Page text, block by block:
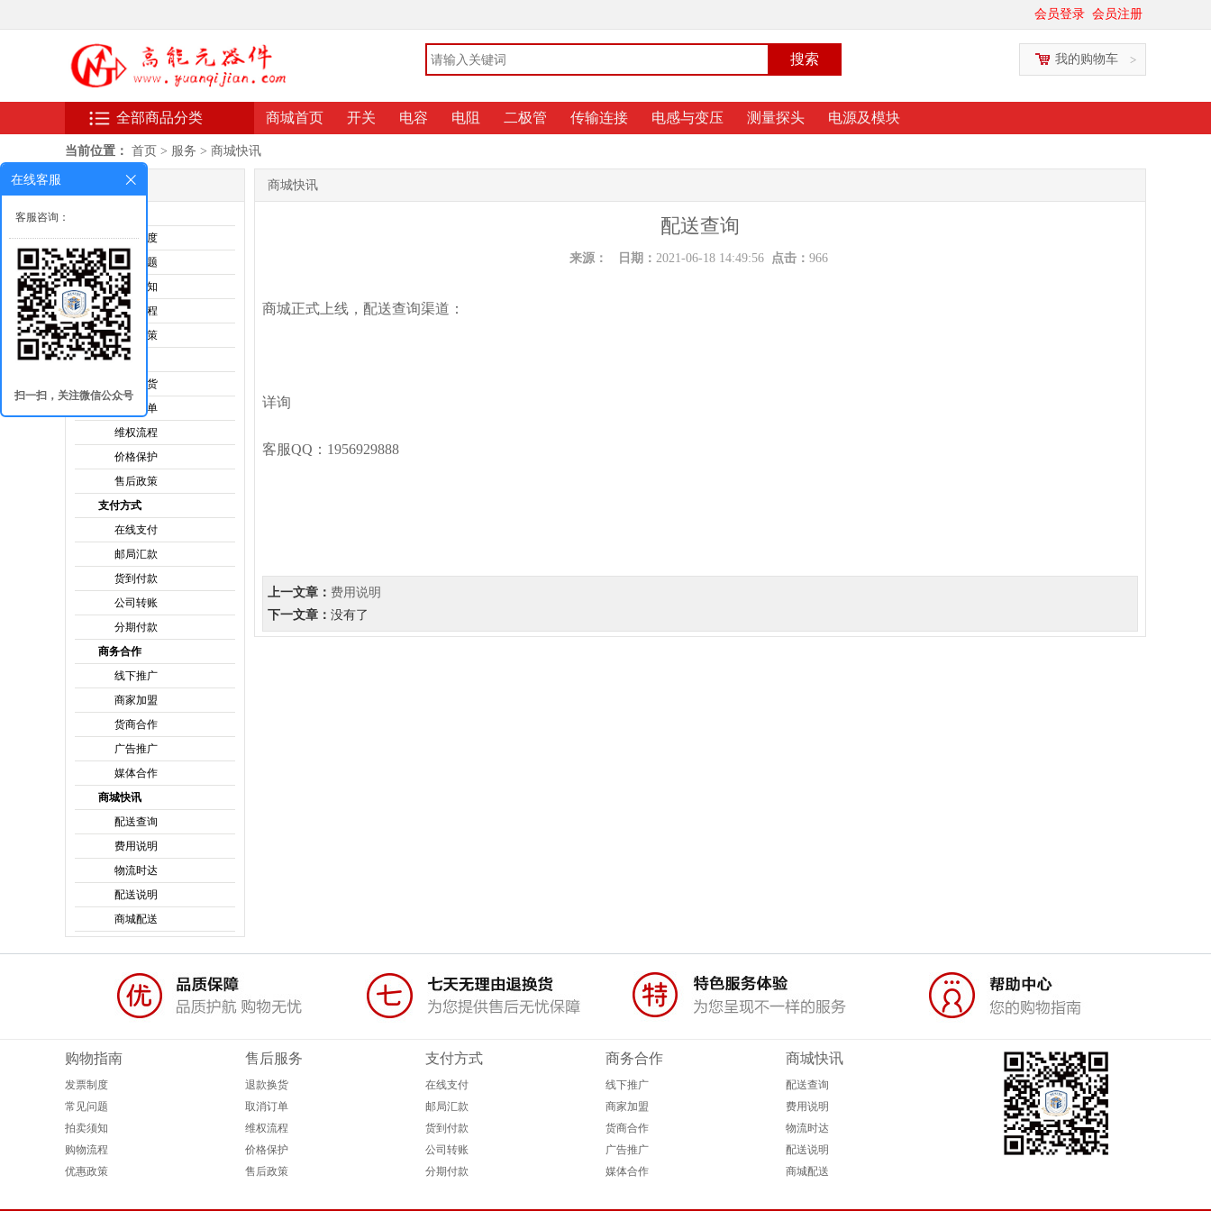
会员登录 会员注册
>
我的购物车
全部商品分类 商城首页 开关 电容 电阻 二极管 传输连接 电感与变压 测量探头 电源及模块
当前位置： 首页 > 服务 > 商城快讯
发票制度
常见问题
拍卖须知
购物流程
优惠政策
售后服务
退款换货
取消订单
维权流程
价格保护
售后政策
支付方式
在线支付
邮局汇款
货到付款
公司转账
分期付款
商务合作
线下推广
商家加盟
货商合作
广告推广
媒体合作
商城快讯
配送查询
费用说明
物流时达
配送说明
商城配送
商城快讯
配送查询
来源： 日期： 2021-06-18 14:49:56 点击： 966
商城正式上线，配送查询渠道：
详询
客服QQ：1956929888
上一文章： 费用说明
下一文章： 没有了
购物指南
发票制度
常见问题
拍卖须知
购物流程
优惠政策
售后服务
退款换货
取消订单
维权流程
价格保护
售后政策
支付方式
在线支付
邮局汇款
货到付款
公司转账
分期付款
商务合作
线下推广
商家加盟
货商合作
广告推广
媒体合作
商城快讯
配送查询
费用说明
物流时达
配送说明
商城配送
在线客服
客服咨询：
扫一扫，关注微信公众号